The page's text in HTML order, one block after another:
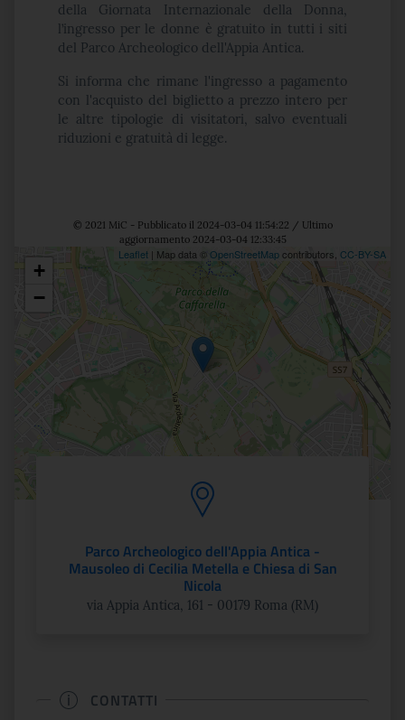
della Giornata Internazionale della Donna,
l’ingresso per le donne è gratuito in tutti i siti
del Parco Archeologico dell'Appia Antica.
Si informa che rimane l'ingresso a pagamento
con l'acquisto del biglietto a prezzo intero per
le altre tipologie di visitatori, salvo eventuali
riduzioni e gratuità di legge.
© 2021 MiC - Pubblicato il 2024-03-04 11:54:22 / Ultimo
aggiornamento 2024-03-04 12:33:45
Posizione
+
−
Leaflet | Map data © OpenStreetMapcontributors, CC-BY-SA
Parco Archeologico dell'Appia Antica -
Mausoleo di Cecilia Metella e Chiesa di San
Nicola
via Appia Antica, 161 - 00179 Roma (RM)
CONTATTI